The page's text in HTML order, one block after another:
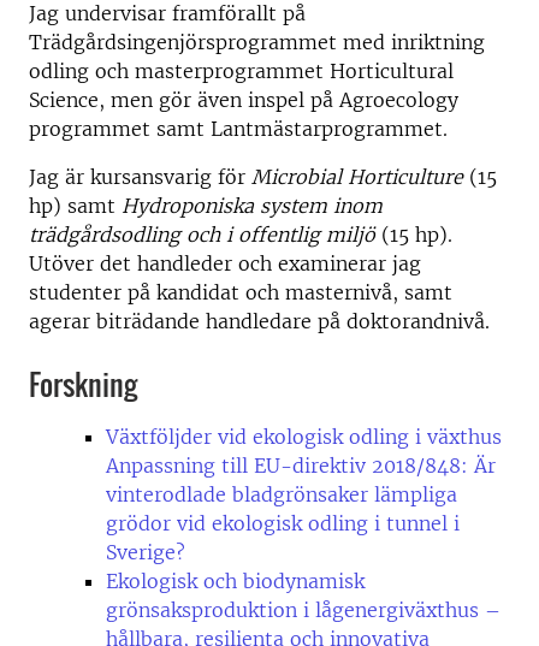
Jag undervisar framförallt på
Trädgårdsingenjörsprogrammet med inriktning
odling och masterprogrammet Horticultural
Science, men gör även inspel på Agroecology
programmet samt Lantmästarprogrammet.
Jag är kursansvarig för Microbial Horticulture(15
hp) samt Hydroponiska system inom
trädgårdsodling och i offentlig miljö(15 hp).
Utöver det handleder och examinerar jag
studenter på kandidat och masternivå, samt
agerar biträdande handledare på doktorandnivå.
Forskning
Växtföljder vid ekologisk odling i växthus
Anpassning till EU-direktiv 2018/848: Är
vinterodlade bladgrönsaker lämpliga
grödor vid ekologisk odling i tunnel i
Sverige?
Ekologisk och biodynamisk
grönsaksproduktion i lågenergiväxthus –
hållbara, resilienta och innovativa